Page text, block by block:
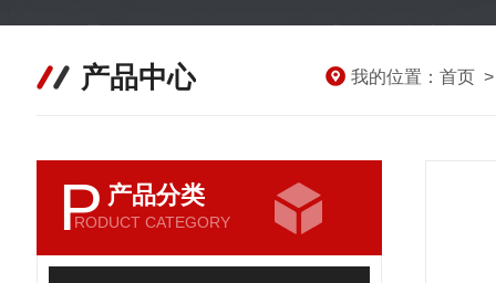
产品中心 我的位置： 首页
P 产品分类
RODUCT CATEGORY